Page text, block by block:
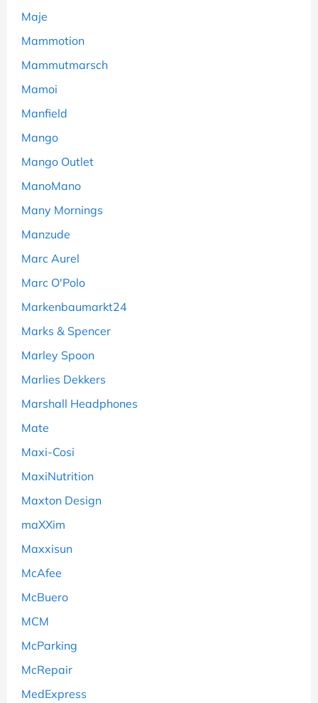
Maje
Mammotion
Mammutmarsch
Mamoi
Manfield
Mango
Mango Outlet
ManoMano
Many Mornings
Manzude
Marc Aurel
Marc O'Polo
Markenbaumarkt24
Marks & Spencer
Marley Spoon
Marlies Dekkers
Marshall Headphones
Mate
Maxi-Cosi
MaxiNutrition
Maxton Design
maXXim
Maxxisun
McAfee
McBuero
MCM
McParking
McRepair
MedExpress